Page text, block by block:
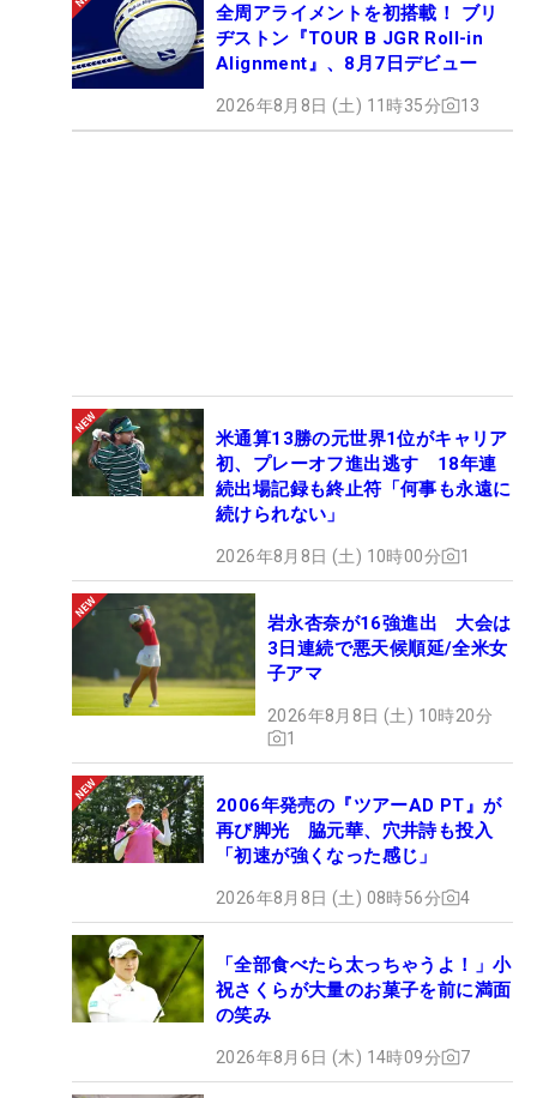
全周アライメントを初搭載！ ブリ
ヂストン『TOUR B JGR Roll-in
Alignment』、8月7日デビュー
2026年8月8日 (土) 11時35分 13
米通算13勝の元世界1位がキャリア
初、プレーオフ進出逃す 18年連
続出場記録も終止符「何事も永遠に
続けられない」
2026年8月8日 (土) 10時00分 1
岩永杏奈が16強進出 大会は
3日連続で悪天候順延/全米女
子アマ
2026年8月8日 (土) 10時20分
1
2006年発売の『ツアーAD PT』が
再び脚光 脇元華、穴井詩も投入
「初速が強くなった感じ」
2026年8月8日 (土) 08時56分 4
「全部食べたら太っちゃうよ！」小
祝さくらが大量のお菓子を前に満面
の笑み
2026年8月6日 (木) 14時09分 7